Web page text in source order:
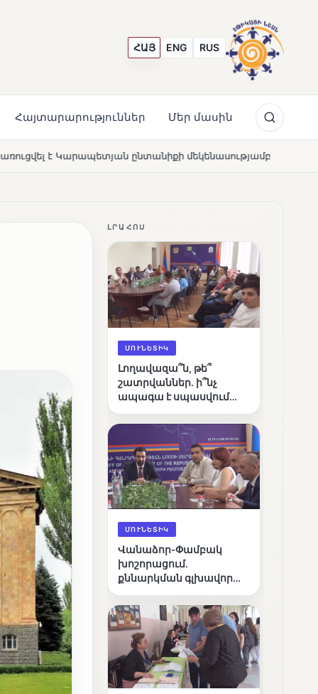
ՀԱՅ ENG RUS
Հայտարարություններ Մեր մասին
մեկենասությամբ NEWS Լողավազա՞ն, թե՞
ԼՐԱՀՈՍ
ՄՈՒՆԵՏԻԿ
Լողավազա՞ն, թե՞
շատրվաններ. ի՞նչ
ապագա է սպասվում
լճին
ՄՈՒՆԵՏԻԿ
Վանաձոր-Փամբակ
խոշորացում.
քննարկման գլխավոր
կառավարո՞ւմ, թե՞
քաղաքական նպատակ